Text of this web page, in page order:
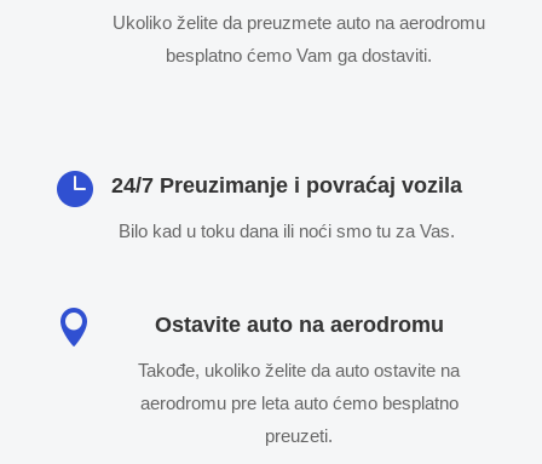
Ukoliko želite da preuzmete auto na aerodromu
besplatno ćemo Vam ga dostaviti.
 24/7 Preuzimanje i povraćaj vozila
Bilo kad u toku dana ili noći smo tu za Vas.
 Ostavite auto na aerodromu
Takođe, ukoliko želite da auto ostavite na
aerodromu pre leta auto ćemo besplatno
preuzeti.